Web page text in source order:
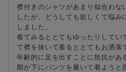
襟付きのシャツがあまり似合わな
したが、どうしても欲しくて悩み
しました。
着てみるととてもゆったりしてい
て襟を抜いて着るととてもお洒落
年齢的に足を出すことに抵抗があ
期か下にパンツを履いて着ようと